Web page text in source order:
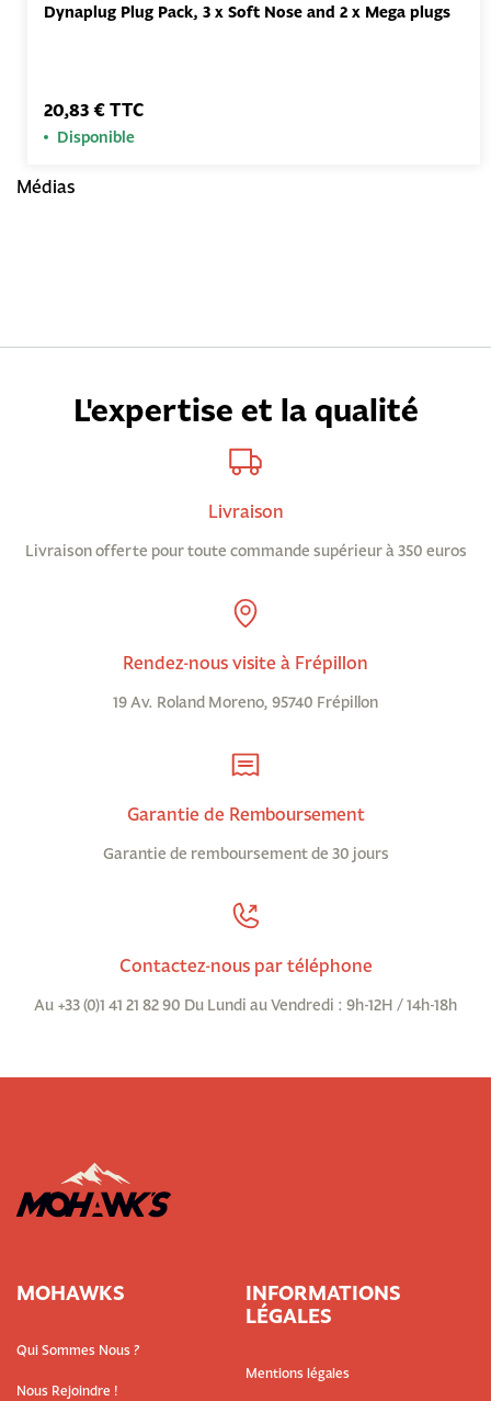
Dynaplug Plug Pack, 3 x Soft Nose and 2 x Mega plugs
20,83 € TTC
Disponible
Médias
L'expertise et la qualité
Livraison
Livraison offerte pour toute commande supérieur à 350 euros
Rendez-nous visite à Frépillon
19 Av. Roland Moreno, 95740 Frépillon
Garantie de Remboursement
Garantie de remboursement de 30 jours
Contactez-nous par téléphone
Au +33 (0)1 41 21 82 90 Du Lundi au Vendredi : 9h-12H / 14h-18h
MOHAWKS
Qui Sommes Nous ?
Nous Rejoindre !
INFORMATIONS
LÉGALES
Mentions légales